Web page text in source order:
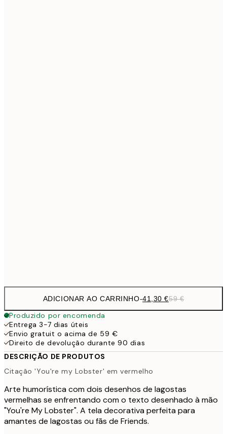
ADICIONAR AO CARRINHO-41,30 €59 €
Produzido por encomenda
Entrega 3-7 dias úteis
Envio gratuit o acima de 59 €
Direito de devolução durante 90 dias
DESCRIÇÃO DE PRODUTOS
Citação 'You're my Lobster' em vermelho
Arte humorística com dois desenhos de lagostas
vermelhas se enfrentando com o texto desenhado à mão
"You're My Lobster". A tela decorativa perfeita para
amantes de lagostas ou fãs de Friends.